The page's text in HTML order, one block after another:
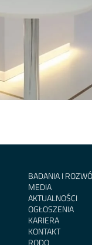
BADANIA I
MEDIA
AKTUALNOŚCI
OGŁOSZENIA
KARIERA
KONTAKT
RODO